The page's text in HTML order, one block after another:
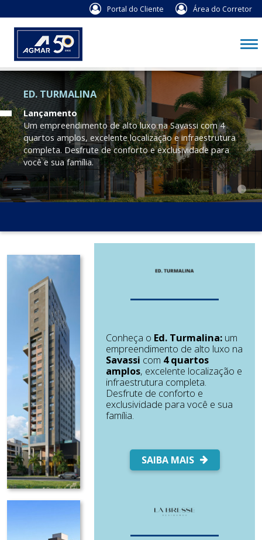
Portal do Cliente Área do Corretor
ED. TURMALINA
Lançamento
Um empreendimento de alto luxo na Savassi com 4
quartos amplos, excelente localização e infraestrutura
completa. Desfrute de conforto e exclusividade para
você e sua família.
Conheça o Ed. Turmalina: um
empreendimento de alto luxo na
Savassi com 4 quartos
amplos, excelente localização e
infraestrutura completa.
Desfrute de conforto e
exclusividade para você e sua
família.
SAIBA MAIS